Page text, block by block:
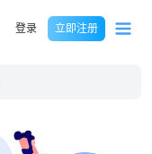
登录 立即注册